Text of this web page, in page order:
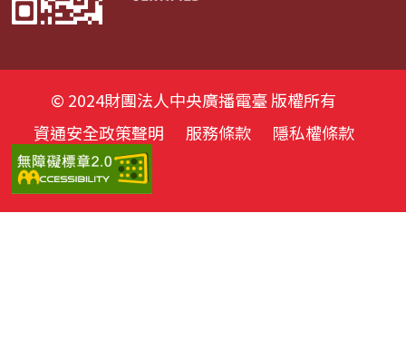
© 2024財團法人中央廣播電臺 版權所有
資通安全政策聲明
服務條款 隱私權條款